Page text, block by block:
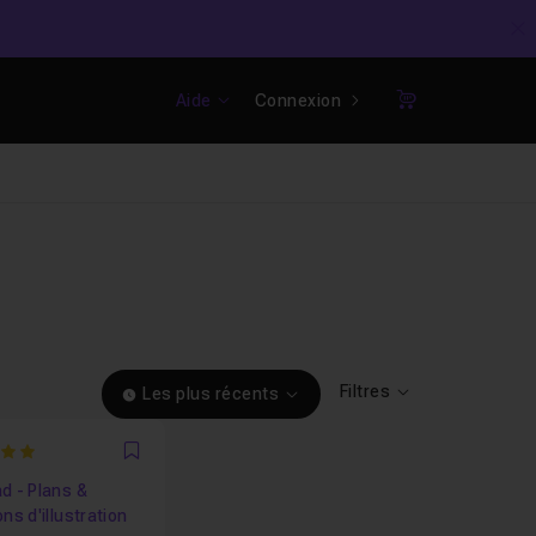
Aide Connexion
Panier
Les plus récents Filtres
Favori
- Plans &
d'illustration